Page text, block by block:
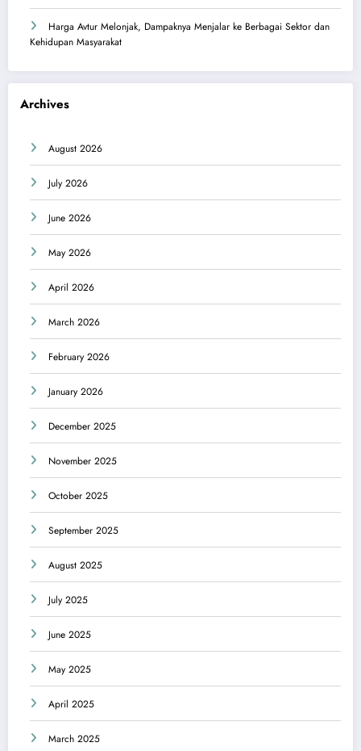
Harga Avtur Melonjak, Dampaknya Menjalar ke Berbagai Sektor dan
Kehidupan Masyarakat
Archives
August 2026
July 2026
June 2026
May 2026
April 2026
March 2026
February 2026
January 2026
December 2025
November 2025
October 2025
September 2025
August 2025
July 2025
June 2025
May 2025
April 2025
March 2025